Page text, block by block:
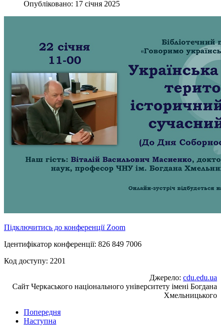
Опубліковано: 17 січня 2025
Підключитись до конференції Zoom
Ідентифікатор конференції: 826 849 7006
Код доступу: 2201
Джерело: cdu.edu.ua
Сайт Черкаського національного університету імені Богдана
Хмельницького
Попередня
Наступна